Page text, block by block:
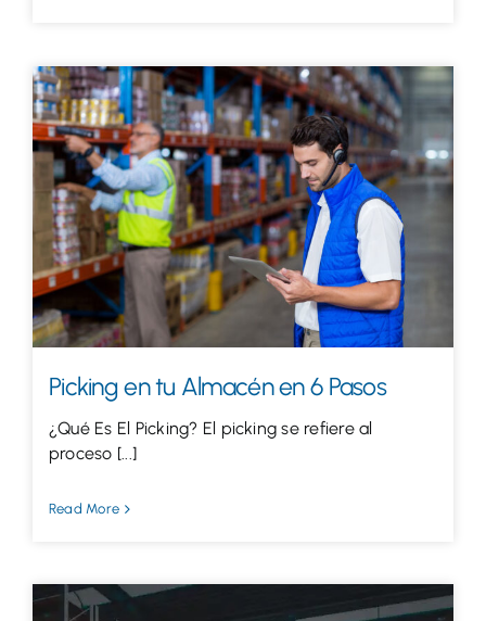
Picking en tu Almacén en 6 Pasos
¿Qué Es El Picking? El picking se refiere al
proceso [...]
Read More